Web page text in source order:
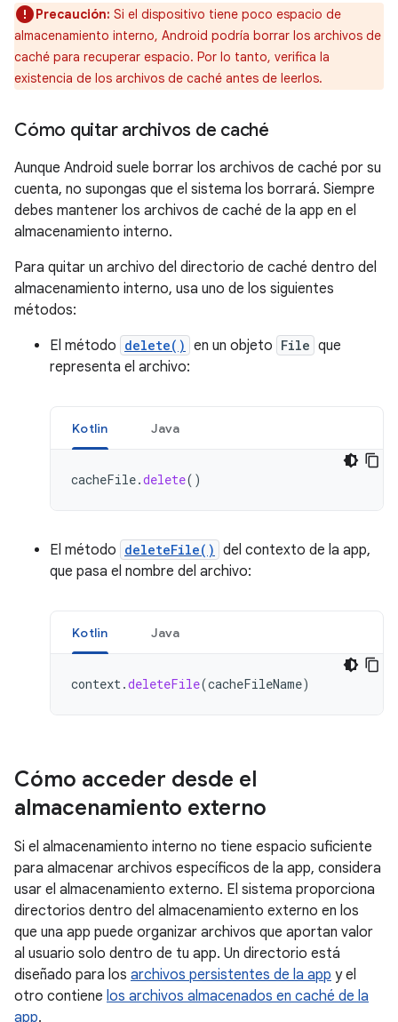
Precaución: Si el dispositivo tiene poco espacio de
almacenamiento interno, Android podría borrar los archivos de
caché para recuperar espacio. Por lo tanto, verifica la
existencia de los archivos de caché antes de leerlos.
Cómo quitar archivos de caché
Aunque Android suele borrar los archivos de caché por su
cuenta, no supongas que el sistema los borrará. Siempre
debes mantener los archivos de caché de la app en el
almacenamiento interno.
Para quitar un archivo del directorio de caché dentro del
almacenamiento interno, usa uno de los siguientes
métodos:
El método delete() en un objeto File que
representa el archivo:
Kotlin Java
cacheFile.delete()
El método deleteFile() del contexto de la app,
que pasa el nombre del archivo:
Kotlin Java
context.deleteFile(cacheFileName)
Cómo acceder desde el
almacenamiento externo
Si el almacenamiento interno no tiene espacio suficiente
para almacenar archivos específicos de la app, considera
usar el almacenamiento externo. El sistema proporciona
directorios dentro del almacenamiento externo en los
que una app puede organizar archivos que aportan valor
al usuario solo dentro de tu app. Un directorio está
diseñado para los archivos persistentes de la app y el
otro contiene los archivos almacenados en caché de la
app.